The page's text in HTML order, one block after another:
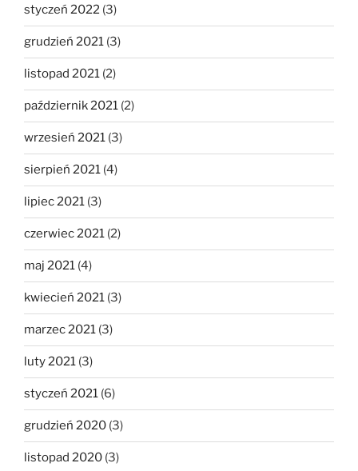
styczeń 2022 (3)
grudzień 2021 (3)
listopad 2021 (2)
październik 2021 (2)
wrzesień 2021 (3)
sierpień 2021 (4)
lipiec 2021 (3)
czerwiec 2021 (2)
maj 2021 (4)
kwiecień 2021 (3)
marzec 2021 (3)
luty 2021 (3)
styczeń 2021 (6)
grudzień 2020 (3)
listopad 2020 (3)